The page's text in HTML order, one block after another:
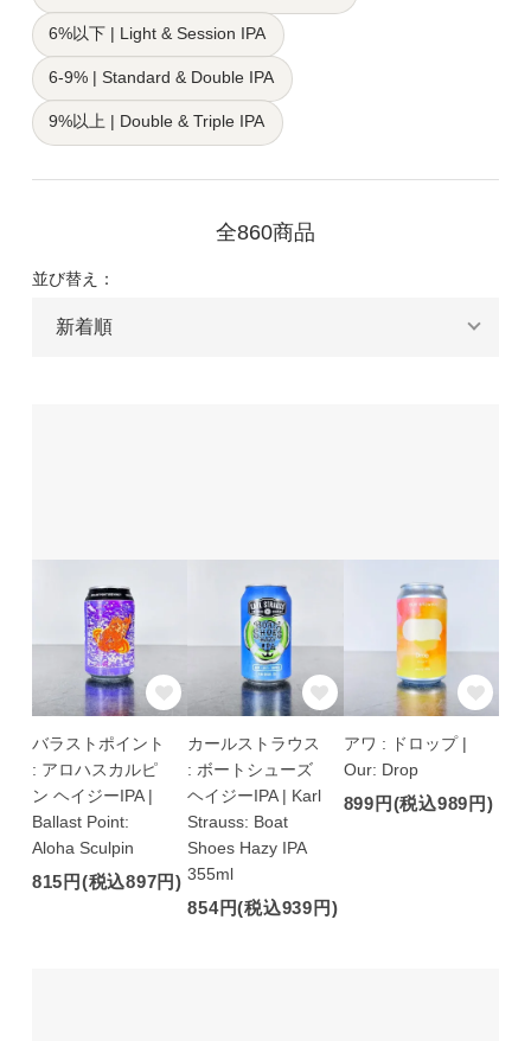
6%以下 | Light & Session IPA
6-9% | Standard & Double IPA
9%以上 | Double & Triple IPA
全860商品
並び替え：
バラストポイント
: アロハスカルピ
ン ヘイジーIPA |
Ballast Point:
Aloha Sculpin
815円(税込897円)
カールストラウス
: ボートシューズ
ヘイジーIPA | Karl
Strauss: Boat
Shoes Hazy IPA
355ml
854円(税込939円)
アワ : ドロップ |
Our: Drop
899円(税込989円)